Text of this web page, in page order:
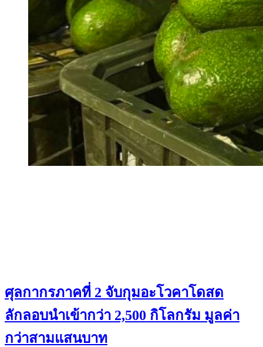
ศุลกากรภาคที่ 2 จับกุมอะโวคาโดสด
ลักลอบนำเข้ากว่า 2,500 กิโลกรัม มูลค่า
กว่าสามแสนบาท